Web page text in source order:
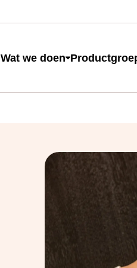
Wat we doen